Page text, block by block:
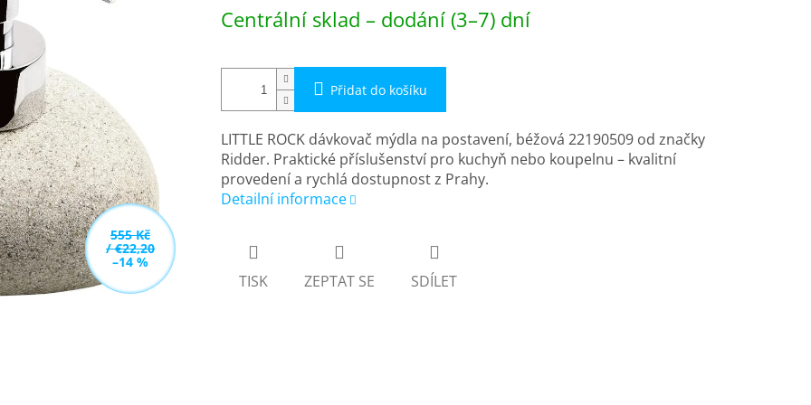
555 Kč
/ €22,20
–14 %
cena:
Centrální sklad – dodání (3–7) dní
Přidat do košíku
LITTLE ROCK dávkovač mýdla na postavení, béžová 22190509 od značky
Ridder. Praktické příslušenství pro kuchyň nebo koupelnu – kvalitní
provedení a rychlá dostupnost z Prahy.
Detailní informace
TISK ZEPTAT SE SDÍLET